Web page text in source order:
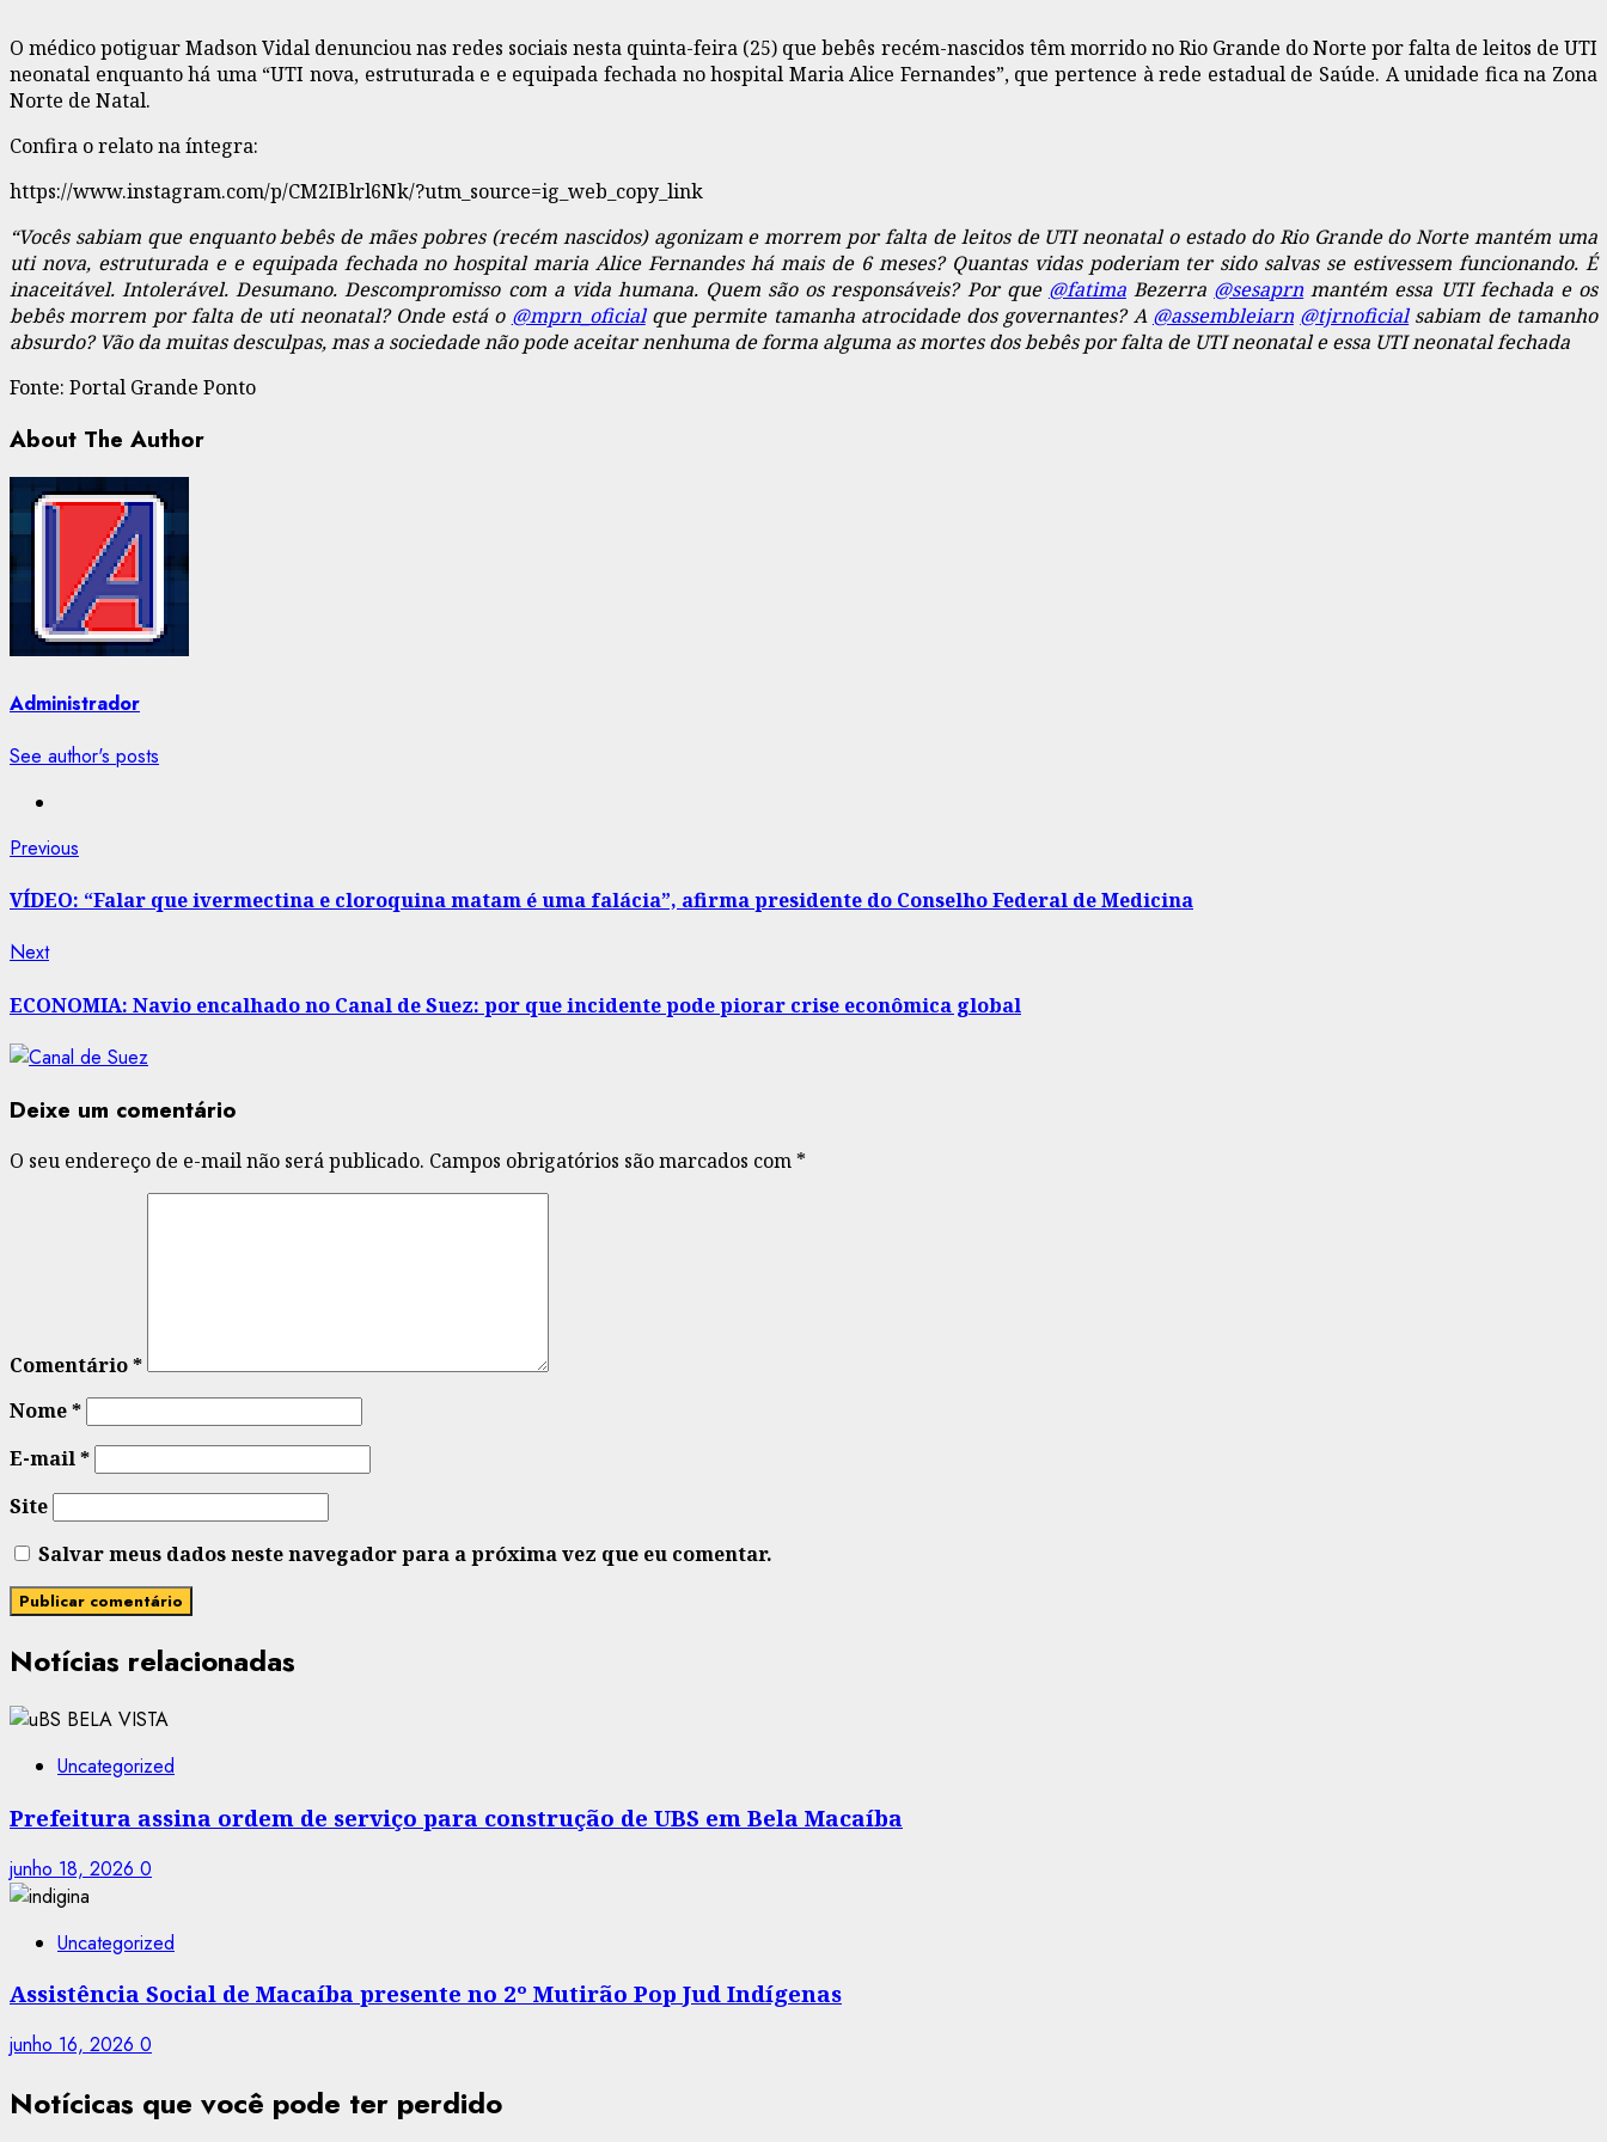
O médico potiguar Madson Vidal denunciou nas redes sociais nesta quinta-feira (25) que bebês recém-nascidos têm morrido no Rio Grande do Norte por falta de leitos de UTI
neonatal enquanto há uma “UTI nova, estruturada e e equipada fechada no hospital Maria Alice Fernandes”, que pertence à rede estadual de Saúde. A unidade fica na Zona
Norte de Natal.
Confira o relato na íntegra:
https://www.instagram.com/p/CM2IBlrl6Nk/?utm_source=ig_web_copy_link
“Vocês sabiam que enquanto bebês de mães pobres (recém nascidos) agonizam e morrem por falta de leitos de UTI neonatal o estado do Rio Grande do Norte mantém uma
uti nova, estruturada e e equipada fechada no hospital maria Alice Fernandes há mais de 6 meses? Quantas vidas poderiam ter sido salvas se estivessem funcionando. É
inaceitável. Intolerável. Desumano. Descompromisso com a vida humana. Quem são os responsáveis? Por que @fatimaBezerra @sesaprnmantém essa UTI fechada e os
bebês morrem por falta de uti neonatal? Onde está o @mprn_oficialque permite tamanha atrocidade dos governantes? A @assembleiarn @tjrnoficialsabiam de tamanho
absurdo? Vão da muitas desculpas, mas a sociedade não pode aceitar nenhuma de forma alguma as mortes dos bebês por falta de UTI neonatal e essa UTI neonatal fechada
Fonte: Portal Grande Ponto
About The Author
Administrador
See author's posts
Post
navigation
Previous
VÍDEO: “Falar que ivermectina e cloroquina matam é uma falácia”, afirma presidente do Conselho Federal de Medicina
NextNext
ECONOMIA: Navio encalhado no Canal de Suez: por que incidente pode piorar crise econômica global
Deixe um comentário
O seu endereço de e-mail não será publicado. Campos obrigatórios são marcados com *
Comentário*
Nome*
E-mail*
Site
Salvar meus dados neste navegador para a próxima vez que eu comentar.
Notícias relacionadas
Uncategorized
Prefeitura assina ordem de serviço para construção de UBS em Bela Macaíba
junho 18, 2026 0
Uncategorized
Assistência Social de Macaíba presente no 2º Mutirão Pop Jud Indígenas
junho 16, 2026 0
Notícicas que você pode ter perdido